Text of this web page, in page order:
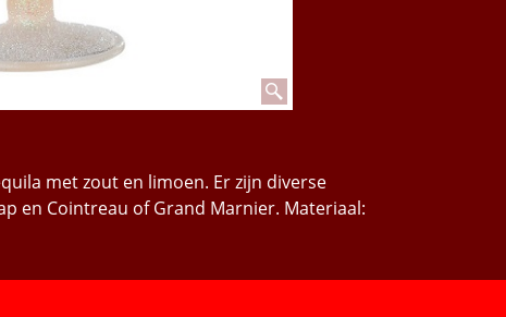
met zout en limoen. Er zijn diverse
en Cointreau of Grand Marnier. Materiaal: